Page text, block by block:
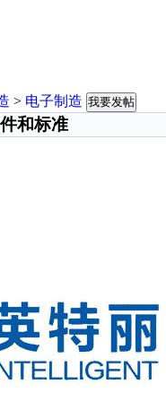
> 电子制造 我要发帖
和标准